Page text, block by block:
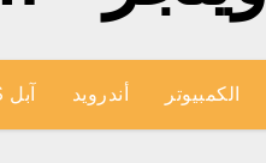
الكمبيوتر أندرويد آبل IOS